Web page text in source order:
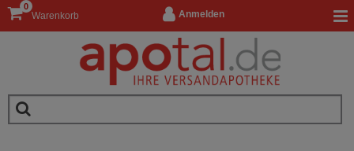
Anmelden
Warenkorb
0